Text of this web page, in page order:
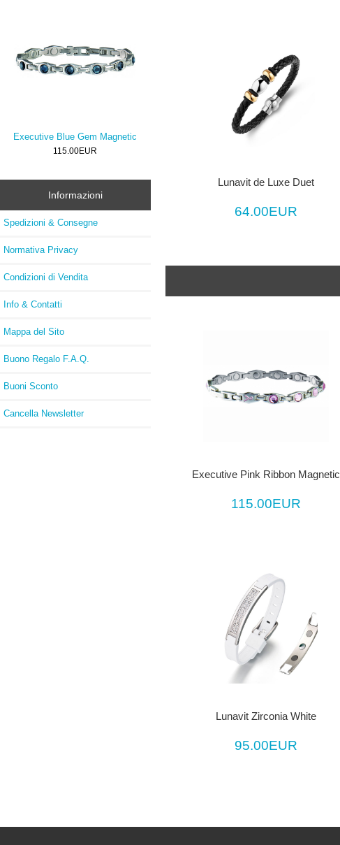
Executive Blue Gem Magnetic
115.00EUR
Informazioni
Spedizioni & Consegne
Normativa Privacy
Condizioni di Vendita
Info & Contatti
Mappa del Sito
Buono Regalo F.A.Q.
Buoni Sconto
Cancella Newsletter
Lunavit de Luxe Duet
64.00EUR
Executive Pink Ribbon Magnetic
115.00EUR
Lunavit Zirconia White
95.00EUR